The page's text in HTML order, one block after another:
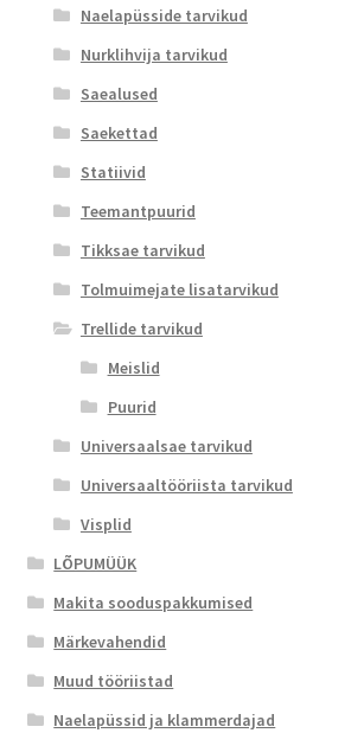
Naelapüsside tarvikud
Nurklihvija tarvikud
Saealused
Saekettad
Statiivid
Teemantpuurid
Tikksae tarvikud
Tolmuimejate lisatarvikud
Trellide tarvikud
Meislid
Puurid
Universaalsae tarvikud
Universaaltööriista tarvikud
Visplid
LÕPUMÜÜK
Makita sooduspakkumised
Märkevahendid
Muud tööriistad
Naelapüssid ja klammerdajad